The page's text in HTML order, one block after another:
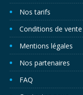
Nos tarifs
Conditions de
Mentions légales
Nos partenaires
FAQ